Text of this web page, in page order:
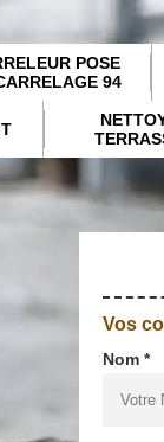
POSE
94
Vos
Nom *